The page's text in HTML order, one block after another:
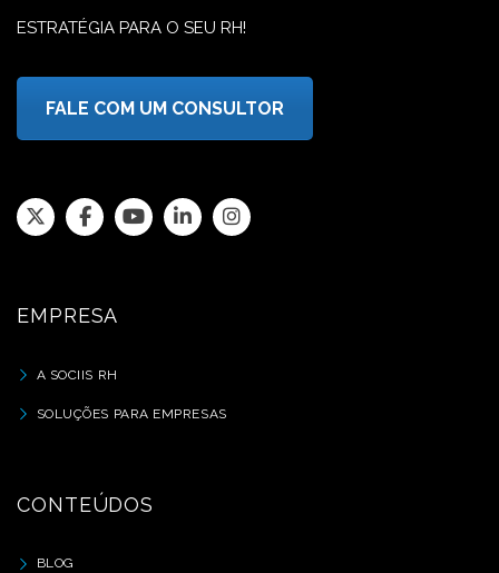
ESTRATÉGIA PARA O SEU RH!
FALE COM UM CONSULTOR
EMPRESA
A SOCIIS RH
SOLUÇÕES PARA EMPRESAS
CONTEÚDOS
BLOG